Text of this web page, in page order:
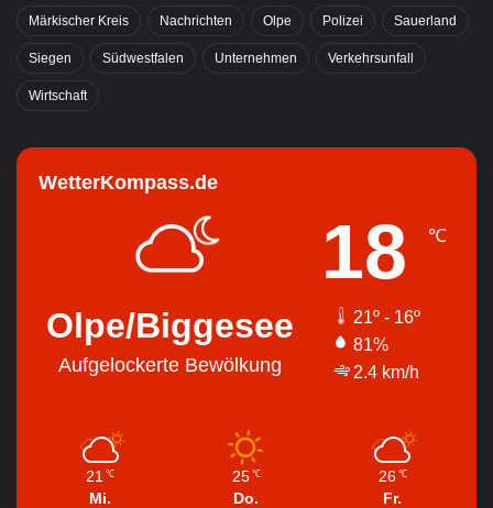
Märkischer Kreis Nachrichten Olpe Polizei Sauerland
Siegen Südwestfalen Unternehmen Verkehrsunfall
Wirtschaft
WetterKompass.de
Olpe/Biggesee
Aufgelockerte Bewölkung
18 ℃
21º - 16º
81%
2.4 km/h
21 ℃
Mi.
25 ℃
Do.
26 ℃
Fr.